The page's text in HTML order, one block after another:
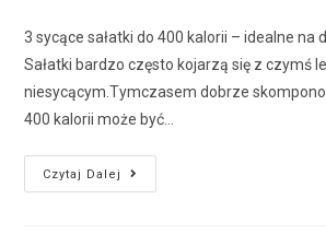
3 sycące sałatki do 400 kalorii – idealne na
Sałatki bardzo często kojarzą się z czymś
niesycącym.Tymczasem dobrze
400 kalorii może być…
Czytaj Dalej